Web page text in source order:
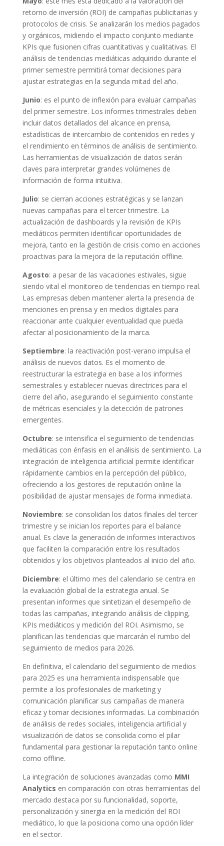
retorno de inversión (ROI) de campañas publicitarias y
protocolos de crisis. Se analizarán los medios pagados
y orgánicos, midiendo el impacto conjunto mediante
KPIs que fusionen cifras cuantitativas y cualitativas. El
análisis de tendencias mediáticas adquirido durante el
primer semestre permitirá tomar decisiones para
ajustar estrategias en la segunda mitad del año.
Junio: es el punto de inflexión para evaluar campañas
del primer semestre. Los informes trimestrales deben
incluir datos detallados del alcance en prensa,
estadísticas de intercambio de contenidos en redes y
el rendimiento en términos de análisis de sentimiento.
Las herramientas de visualización de datos serán
claves para interpretar grandes volúmenes de
información de forma intuitiva.
Julio: se cierran acciones estratégicas y se lanzan
nuevas campañas para el tercer trimestre. La
actualización de dashboards y la revisión de KPIs
mediáticos permiten identificar oportunidades de
mejora, tanto en la gestión de crisis como en acciones
proactivas para la mejora de la reputación offline.
Agosto: a pesar de las vacaciones estivales, sigue
siendo vital el monitoreo de tendencias en tiempo real.
Las empresas deben mantener alerta la presencia de
menciones en prensa y en medios digitales para
reaccionar ante cualquier eventualidad que pueda
afectar al posicionamiento de la marca.
Septiembre: la reactivación post-verano impulsa el
análisis de nuevos datos. Es el momento de
reestructurar la estrategia en base a los informes
semestrales y establecer nuevas directrices para el
cierre del año, asegurando el seguimiento constante
de métricas esenciales y la detección de patrones
emergentes.
Octubre: se intensifica el seguimiento de tendencias
mediáticas con énfasis en el análisis de sentimiento. La
integración de inteligencia artificial permite identificar
rápidamente cambios en la percepción del público,
ofreciendo a los gestores de reputación online la
posibilidad de ajustar mensajes de forma inmediata.
Noviembre: se consolidan los datos finales del tercer
trimestre y se inician los reportes para el balance
anual. Es clave la generación de informes interactivos
que faciliten la comparación entre los resultados
obtenidos y los objetivos planteados al inicio del año.
Diciembre: el último mes del calendario se centra en
la evaluación global de la estrategia anual. Se
presentan informes que sintetizan el desempeño de
todas las campañas, integrando análisis de clipping,
KPIs mediáticos y medición del ROI. Asimismo, se
planifican las tendencias que marcarán el rumbo del
seguimiento de medios para 2026.
En definitiva, el calendario del seguimiento de medios
para 2025 es una herramienta indispensable que
permite a los profesionales de marketing y
comunicación planificar sus campañas de manera
eficaz y tomar decisiones informadas. La combinación
de análisis de redes sociales, inteligencia artificial y
visualización de datos se consolida como el pilar
fundamental para gestionar la reputación tanto online
como offline.
La integración de soluciones avanzadas como MMI
Analytics en comparación con otras herramientas del
mercado destaca por su funcionalidad, soporte,
personalización y sinergia en la medición del ROI
mediático, lo que la posiciona como una opción líder
en el sector.